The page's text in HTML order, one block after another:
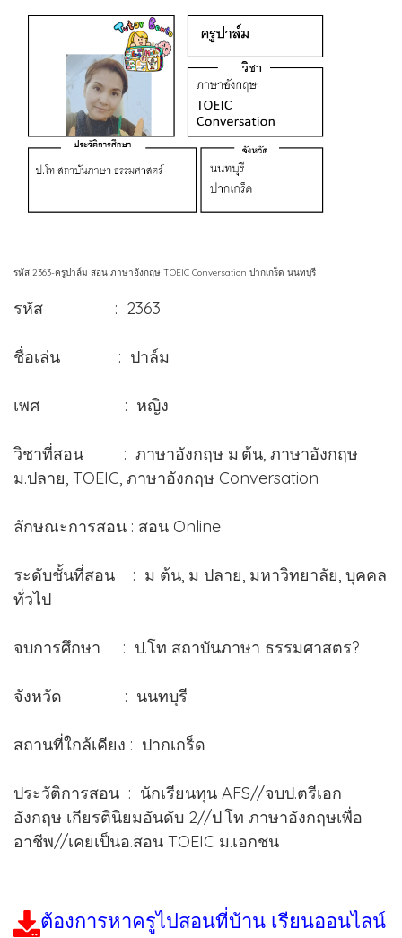
รหัส 2363-ครูปาล์ม สอน ภาษาอังกฤษ TOEIC Conversation ปากเกร็ด นนทบุรี
รหัส : 2363
ชื่อเล่น : ปาล์ม
เพศ : หญิง
วิชาที่สอน : ภาษาอังกฤษ ม.ต้น, ภาษาอังกฤษ
ม.ปลาย, TOEIC, ภาษาอังกฤษ Conversation
ลักษณะการสอน : สอน Online
ระดับชั้นที่สอน : ม ต้น, ม ปลาย, มหาวิทยาลัย, บุคคล
ทั่วไป
จบการศึกษา : ป.โท สถาบันภาษา ธรรมศาสตร?
จังหวัด : นนทบุรี
สถานที่ใกล้เคียง : ปากเกร็ด
ประวัติการสอน : นักเรียนทุน AFS//จบป.ตรีเอก
อังกฤษ เกียรตินิยมอันดับ 2//ป.โท ภาษาอังกฤษเพื่อ
อาชีพ//เคยเป็นอ.สอน TOEIC ม.เอกชน
ต้องการหาครูไปสอนที่บ้าน เรียนออนไลน์